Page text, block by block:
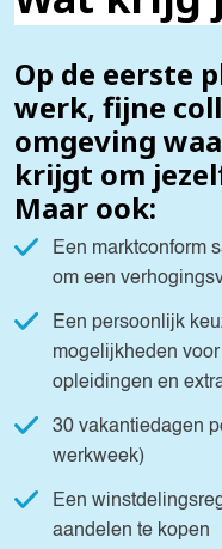
Op de eerste
werk, fijne
omgeving
krijgt om
Maar ook:
Een marktconform
om een
Een persoonlijk
mogelijkheden
opleidingen en
30 vakantiedagen
werkweek)
Een
aandelen te kopen